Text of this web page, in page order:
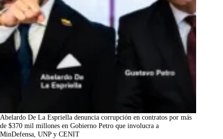
Abelardo De La Espriella denuncia corrupción en contratos por más
de $370 mil millones en Gobierno Petro que involucra a
MinDefensa, UNP y CENIT